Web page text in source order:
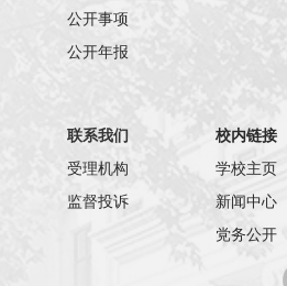
公开事项
公开年报
联系我们
受理机构
监督投诉
校内链接
学校主页
新闻中心
党务公开